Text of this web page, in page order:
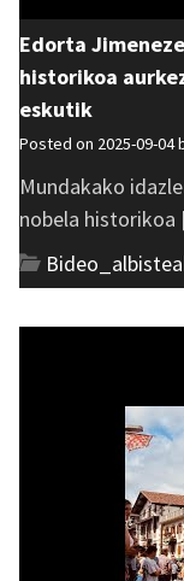
Edorta
historikoa
eskutik
Posted on 2025-09-04
Mundakako
nobela historikoa